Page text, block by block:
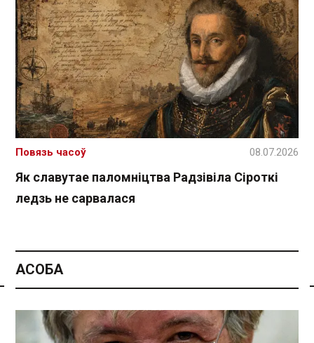
Як славутае паломніцтва Радзівіла Сіроткі
ледзь не сарвалася
Повязь часоў 08.07.2026
АСОБА